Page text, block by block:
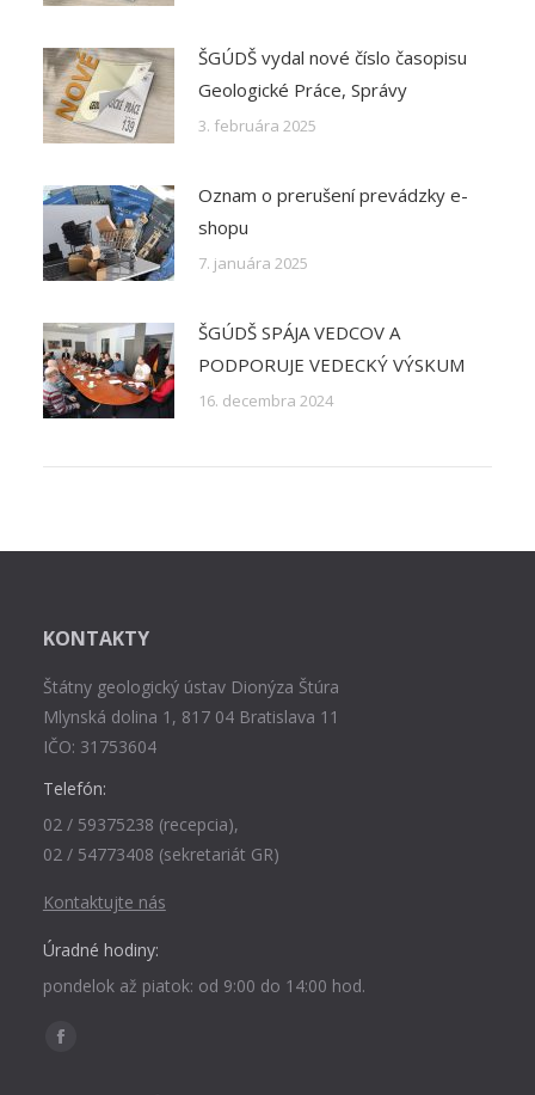
ŠGÚDŠ vydal nové číslo časopisu
Geologické Práce, Správy
3. februára 2025
Oznam o prerušení prevádzky e-
shopu
7. januára 2025
ŠGÚDŠ SPÁJA VEDCOV A
PODPORUJE VEDECKÝ VÝSKUM
16. decembra 2024
KONTAKTY
Štátny geologický ústav Dionýza Štúra
Mlynská dolina 1, 817 04 Bratislava 11
IČO: 31753604
Telefón:
02 / 59375238 (recepcia),
02 / 54773408 (sekretariát GR)
Kontaktujte nás
Úradné hodiny:
pondelok až piatok: od 9:00 do 14:00 hod.
Find us on:
Facebook